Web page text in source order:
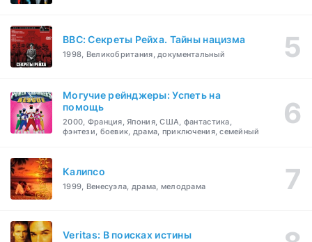
BBC: Секреты Рейха. Тайны нацизма
1998, Великобритания, документальный
Могучие рейнджеры: Успеть на
помощь
2000, Франция, Япония, США, фантастика,
фэнтези, боевик, драма, приключения, семейный
Калипсо
1999, Венесуэла, драма, мелодрама
Veritas: В поисках истины